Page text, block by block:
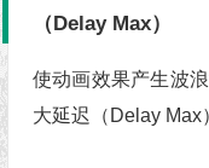
（Delay Max）
使动画效果产生波
大延迟（Delay Max